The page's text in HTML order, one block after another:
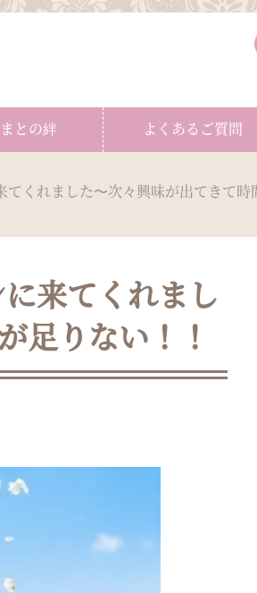
との絆 よくあるご質問
くれました〜次々興味が出てきて時
来てくれまし
足りない！！